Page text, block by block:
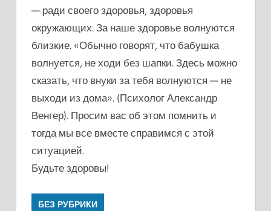
— ради своего здоровья, здоровья
окружающих. За наше здоровье волнуются
близкие. «Обычно говорят, что бабушка
волнуется, не ходи без шапки. Здесь можно
сказать, что внуки за тебя волнуются — не
выходи из дома». (Психолог Александр
Венгер). Просим вас об этом помнить и
тогда мы все вместе справимся с этой
ситуацией.
Будьте здоровы!
БЕЗ РУБРИКИ